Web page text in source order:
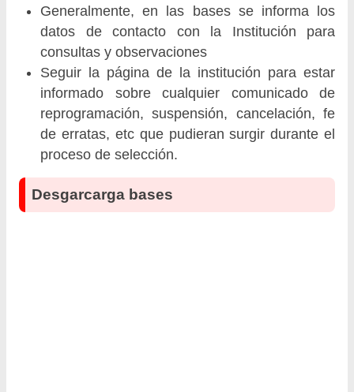
Generalmente, en las bases se informa los
datos de contacto con la Institución para
consultas y observaciones
Seguir la página de la institución para estar
informado sobre cualquier comunicado de
reprogramación, suspensión, cancelación, fe
de erratas, etc que pudieran surgir durante el
proceso de selección.
Desgarcarga bases